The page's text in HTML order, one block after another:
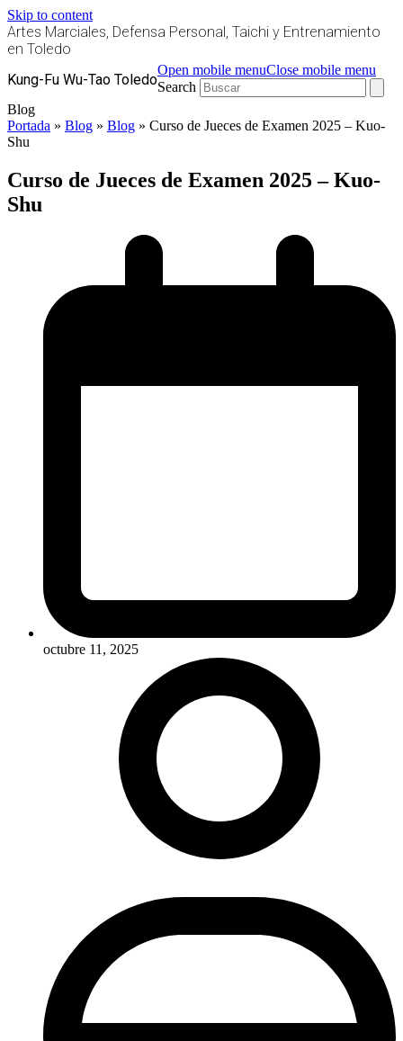
Skip to content
Artes Marciales, Defensa Personal, Taichi y Entrenamiento
en Toledo
Kung-Fu Wu-Tao Toledo
Open mobile menuClose mobile menu
Search
Blog
Portada » Blog » Blog » Curso de Jueces de Examen 2025 – Kuo-
Shu
Curso de Jueces de Examen 2025 – Kuo-
Shu
octubre 11, 2025